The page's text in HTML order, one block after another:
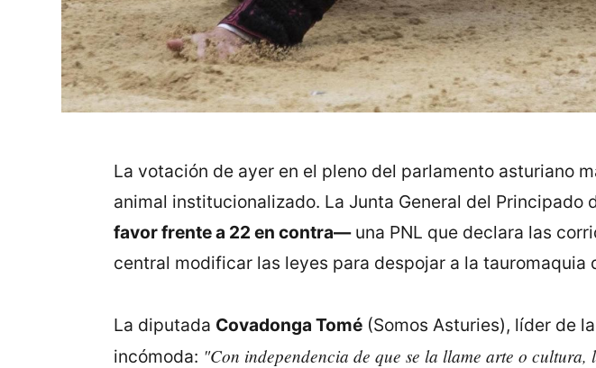
La votación de ayer en el pleno del parlamento asturiano
animal institucionalizado. La Junta General del Principado
favor frente a 22 en contra—una PNL que declara las
central modificar las leyes para despojar a la
La diputada Covadonga Tomé(Somos Asturies), líder de
incómoda: "Con independencia de que se la llame arte o